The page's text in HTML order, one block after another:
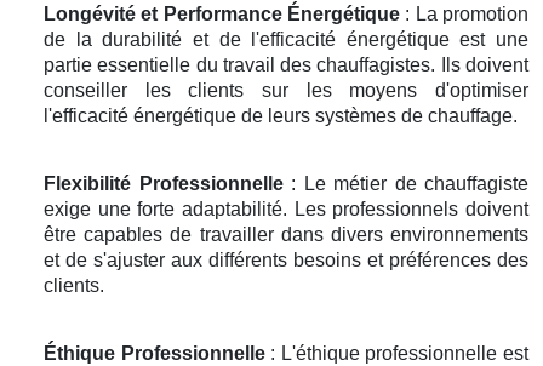
Longévité et Performance Énergétique : La promotion
de la durabilité et de l'efficacité énergétique est une
partie essentielle du travail des chauffagistes. Ils doivent
conseiller les clients sur les moyens d'optimiser
l'efficacité énergétique de leurs systèmes de chauffage.
Flexibilité Professionnelle: Le métier de chauffagiste
exige une forte adaptabilité. Les professionnels doivent
être capables de travailler dans divers environnements
et de s'ajuster aux différents besoins et préférences des
clients.
Éthique Professionnelle: L'éthique professionnelle est